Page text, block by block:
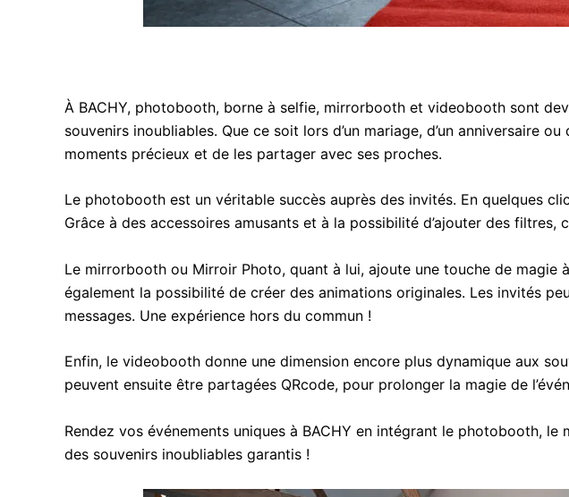
À BACHY, photobooth, borne à selfie, mirrorbooth et videobooth sont
souvenirs inoubliables. Que ce soit lors d’un mariage, d’un anniversaire
moments précieux et de les partager avec ses proches.
Le photobooth est un véritable succès auprès des invités. En quelques
Grâce à des accessoires amusants et à la possibilité d’ajouter des filtres,
Le mirrorbooth ou Mirroir Photo, quant à lui, ajoute une touche de
également la possibilité de créer des animations originales. Les invités
messages. Une expérience hors du commun !
Enfin, le videobooth donne une dimension encore plus dynamique aux
peuvent ensuite être partagées QRcode, pour prolonger la magie de
Rendez vos événements uniques à BACHY en intégrant le photobooth,
des souvenirs inoubliables garantis !